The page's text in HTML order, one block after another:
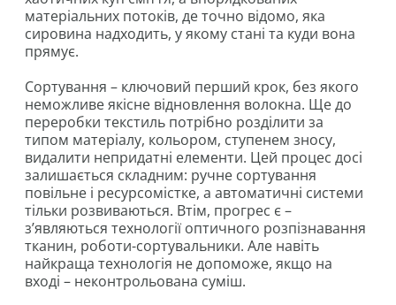
матеріальних потоків, де точно відомо, яка
сировина надходить, у якому стані та куди вона
прямує.
Сортування – ключовий перший крок, без якого
неможливе якісне відновлення волокна. Ще до
переробки текстиль потрібно розділити за
типом матеріалу, кольором, ступенем зносу,
видалити непридатні елементи. Цей процес досі
залишається складним: ручне сортування
повільне і ресурсомістке, а автоматичні системи
тільки розвиваються. Втім, прогрес є –
з’являються технології оптичного розпізнавання
тканин, роботи-сортувальники. Але навіть
найкраща технологія не допоможе, якщо на
вході – неконтрольована суміш.